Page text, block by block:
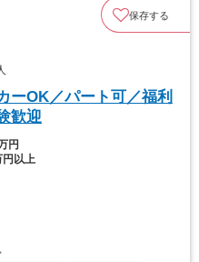
保存する
ーOK／パート可／福利
歓迎
円
円以上